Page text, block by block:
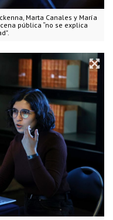
Marta Canales y María
pública “no se explica